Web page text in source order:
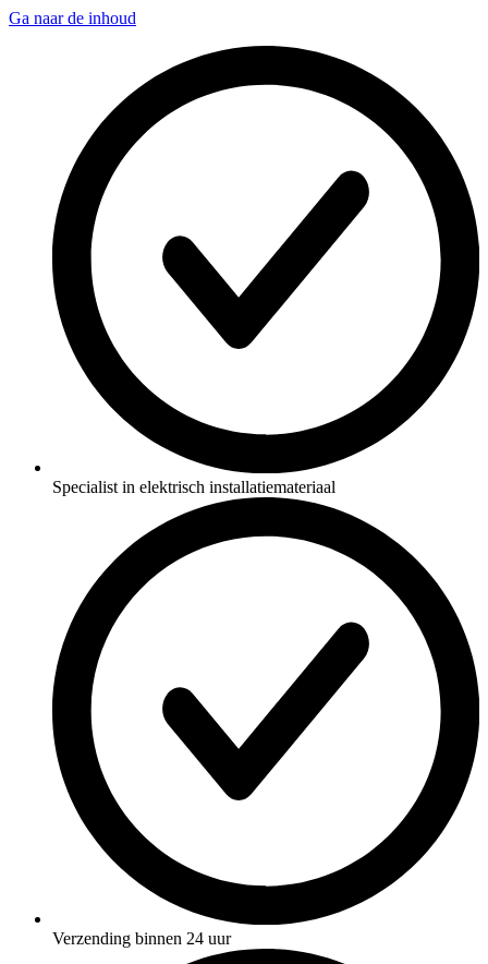
Ga naar de inhoud
Specialist in elektrisch installatiemateriaal
Verzending binnen 24 uur